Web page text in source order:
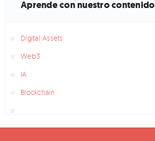
Aprende con nuestro contenido
Digital Assets
Web3
IA
Blockchain